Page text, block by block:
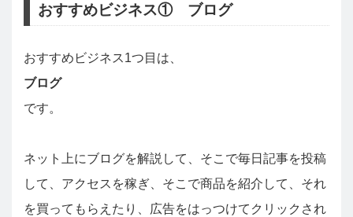
おすすめビジネス① ブログ
おすすめビジネス1つ目は、
ブログ
です。
ネット上にブログを解説して、そこで毎日記事を投稿
して、アクセスを稼ぎ、そこで商品を紹介して、それ
を買ってもらえたり、広告をはっつけてクリックされ